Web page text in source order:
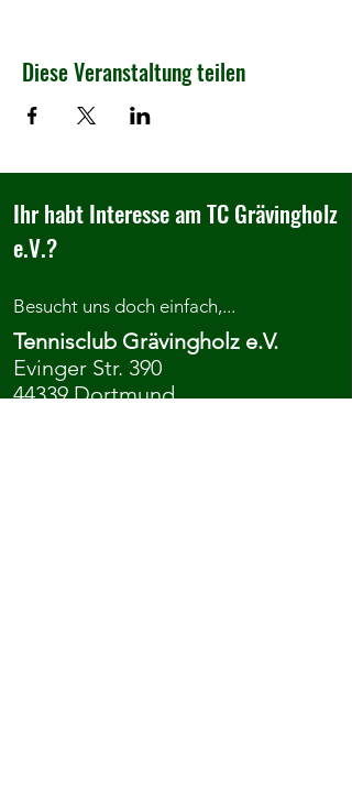
Diese Veranstaltung teilen
Ihr habt Interesse am TC Grävingholz
e.V.?
Besucht uns doch einfach,...
Tennisclub Grävingholz e.V.
Evinger Str. 390
44339 Dortmund